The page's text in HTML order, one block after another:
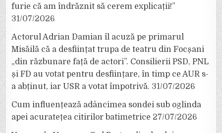
furie că am îndrăznit să cerem explicații!”
31/07/2026
Actorul Adrian Damian îl acuză pe primarul
Misăilă că a desființat trupa de teatru din Focșani
„din răzbunare față de actori”. Consilierii PSD, PNL
și FD au votat pentru desființare, în timp ce AUR s-
a abținut, iar USR a votat împotrivă. 31/07/2026
Cum influențează adâncimea sondei sub oglinda
apei acuratețea citirilor batimetrice 27/07/2026